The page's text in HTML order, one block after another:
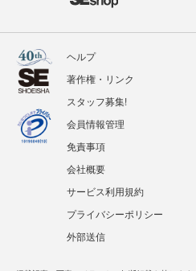
ヘルプ
著作権・リンク
スタッフ募集!
会員情報管理
免責事項
会社概要
サービス利用規約
プライバシーポリシー
外部送信